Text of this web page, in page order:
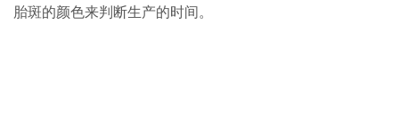
胎斑的颜色来判断生产的时间。